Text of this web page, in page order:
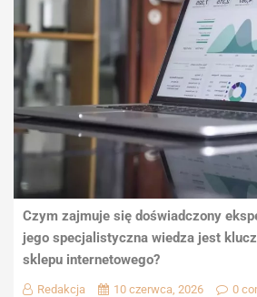
Czym zajmuje się doświadczony
jego specjalistyczna wiedza jest
sklepu internetowego?
Redakcja 10 czerwca, 2026 0